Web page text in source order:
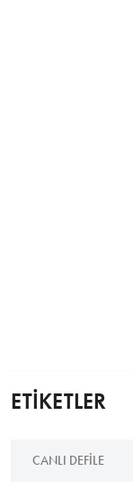
ETİKETLER
CANLI DEFILE